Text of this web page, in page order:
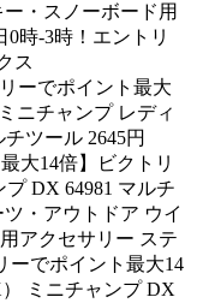
・スノーボード用
0時-3時！エントリ
ス
ーでポイント最大
ニチャンプ レディ
ツール 2645円
大14倍】ビクトリ
DX 64981 マルチ
・アウトドア ウイ
アクセサリー ステ
ーでポイント最大14
ミニチャンプ DX